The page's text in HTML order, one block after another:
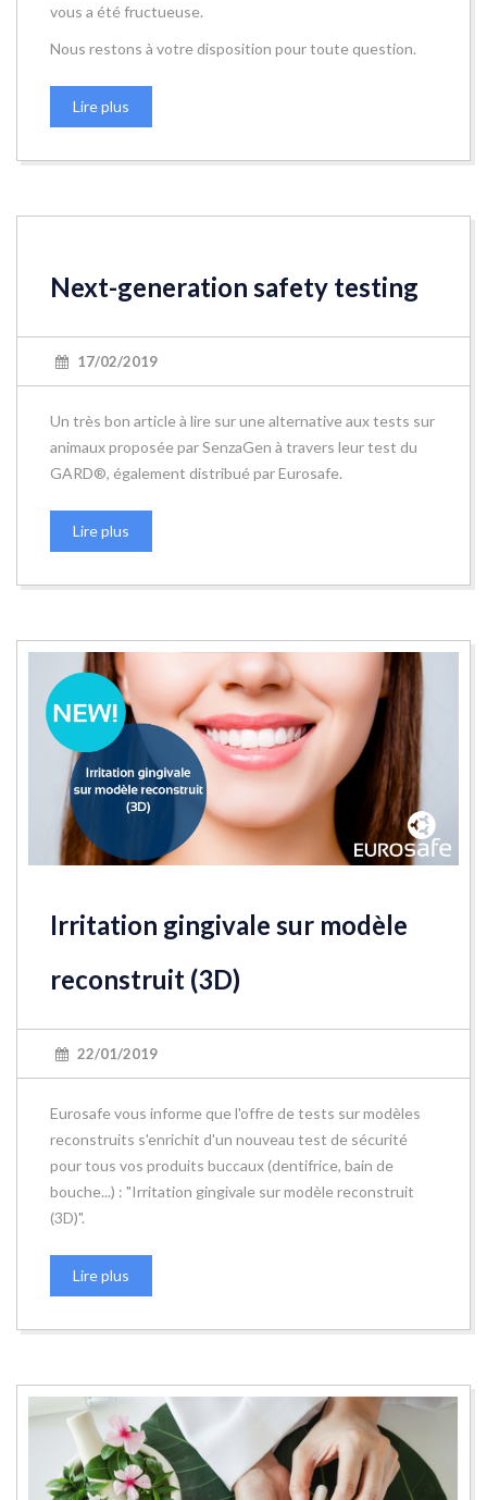
vous a été fructueuse.
Nous restons à votre disposition pour toute question.
Lire plus
Next-generation safety testing
17/02/2019
Un très bon article à lire sur une alternative aux tests sur
animaux proposée par SenzaGen à travers leur test du
GARD®, également distribué par Eurosafe.
Lire plus
Irritation gingivale sur modèle
reconstruit (3D)
22/01/2019
Eurosafe vous informe que l'offre de tests sur modèles
reconstruits s'enrichit d'un nouveau test de sécurité
pour tous vos produits buccaux (dentifrice, bain de
bouche...) : "Irritation gingivale sur modèle reconstruit
(3D)".
Lire plus